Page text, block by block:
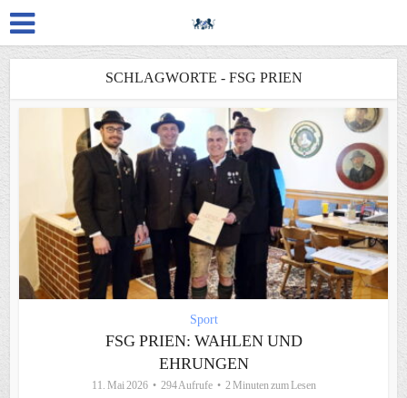
SCHLAGWORTE - FSG PRIEN
Sport
FSG PRIEN: WAHLEN UND
EHRUNGEN
11. Mai 2026 294 Aufrufe 2 Minuten zum Lesen